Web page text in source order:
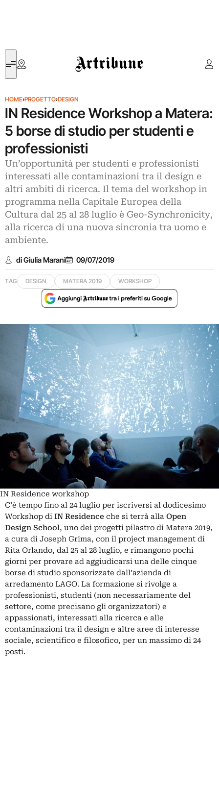
Artribune
HOME›PROGETTO›DESIGN
IN Residence Workshop a Matera:
5 borse di studio per studenti e
professionisti
Un’opportunità per studenti e professionisti
interessati alle contaminazioni tra il design e
altri ambiti di ricerca. Il tema del workshop in
programma nella Capitale Europea della
Cultura dal 25 al 28 luglio è Geo-Synchronicity,
alla ricerca di una nuova sincronia tra uomo e
ambiente.
di Giulia Marani 09/07/2019
TAG DESIGN MATERA 2019 WORKSHOP
IN Residence workshop
C’è tempo fino al 24 luglio per iscriversi al dodicesimo
Workshop di IN Residence che si terrà alla Open
Design School, uno dei progetti pilastro di Matera 2019,
a cura di Joseph Grima, con il project management di
Rita Orlando, dal 25 al 28 luglio, e rimangono pochi
giorni per provare ad aggiudicarsi una delle cinque
borse di studio sponsorizzate dall’azienda di
arredamento LAGO. La formazione si rivolge a
professionisti, studenti (non necessariamente del
settore, come precisano gli organizzatori) e
appassionati, interessati alla ricerca e alle
contaminazioni tra il design e altre aree di interesse
sociale, scientifico e filosofico, per un massimo di 24
posti.